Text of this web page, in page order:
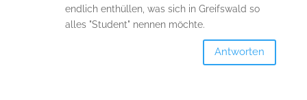
endlich enthüllen, was sich in Greifswald so
alles "Student" nennen möchte.
Antworten